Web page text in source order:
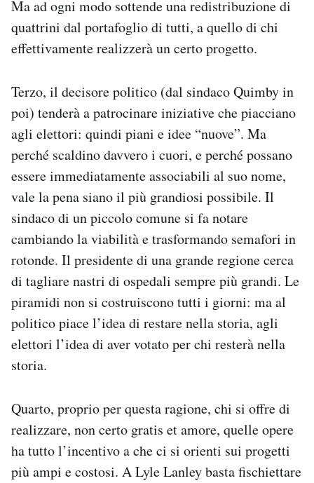
Ma ad ogni modo sottende una redistribuzione di
quattrini dal portafoglio di tutti, a quello di chi
effettivamente realizzerà un certo progetto.
Terzo, il decisore politico (dal sindaco Quimby in
poi) tenderà a patrocinare iniziative che piacciano
agli elettori: quindi piani e idee “nuove”. Ma
perché scaldino davvero i cuori, e perché possano
essere immediatamente associabili al suo nome,
vale la pena siano il più grandiosi possibile. Il
sindaco di un piccolo comune si fa notare
cambiando la viabilità e trasformando semafori in
rotonde. Il presidente di una grande regione cerca
di tagliare nastri di ospedali sempre più grandi. Le
piramidi non si costruiscono tutti i giorni: ma al
politico piace l’idea di restare nella storia, agli
elettori l’idea di aver votato per chi resterà nella
storia.
Quarto, proprio per questa ragione, chi si offre di
realizzare, non certo gratis et amore, quelle opere
ha tutto l’incentivo a che ci si orienti sui progetti
più ampi e costosi. A Lyle Lanley basta fischiettare